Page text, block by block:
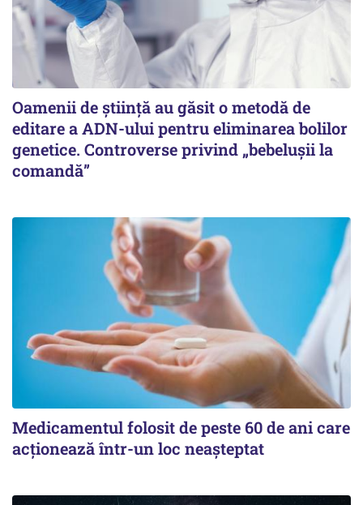
Oamenii de știință au găsit o metodă de
editare a ADN-ului pentru eliminarea bolilor
genetice. Controverse privind „bebelușii la
comandă”
Medicamentul folosit de peste 60 de ani care
acționează într-un loc neașteptat